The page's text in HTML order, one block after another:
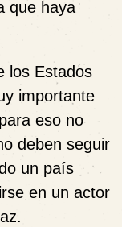
que haya
los Estados
importante
eso no
deben seguir
un país
en un actor